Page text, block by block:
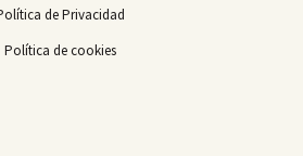
de Privacidad
Política de cookies